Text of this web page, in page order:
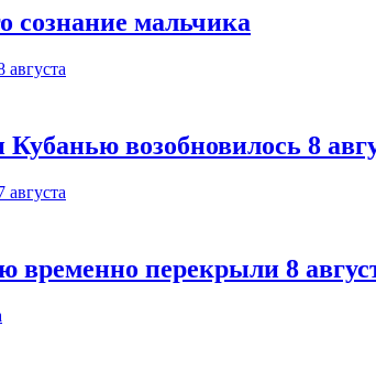
сознание мальчика
возобновилось 8
перекрыли 8